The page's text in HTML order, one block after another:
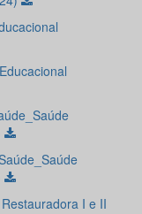
I e II